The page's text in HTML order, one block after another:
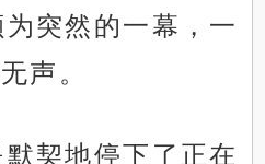
突然的一幕，一
声。
契地停下了正在